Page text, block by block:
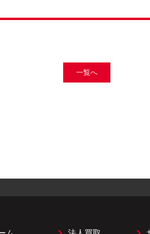
一覧へ